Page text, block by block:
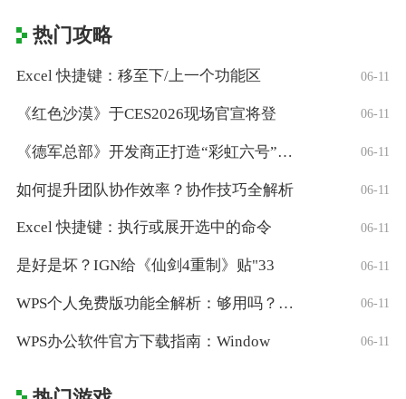
热门攻略
Excel 快捷键：移至下/上一个功能区 06-11
《红色沙漠》于CES2026现场官宣将登 06-11
《德军总部》开发商正打造“彩虹六号”风格 06-11
如何提升团队协作效率？协作技巧全解析 06-11
Excel 快捷键：执行或展开选中的命令 06-11
是好是坏？IGN给《仙剑4重制》贴"33 06-11
WPS个人免费版功能全解析：够用吗？适合 06-11
WPS办公软件官方下载指南：Window 06-11